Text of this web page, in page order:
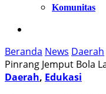
Komunitas
Beranda News Daerah
Pinrang Jemput Bola
Daerah, Edukasi